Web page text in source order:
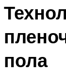
пола